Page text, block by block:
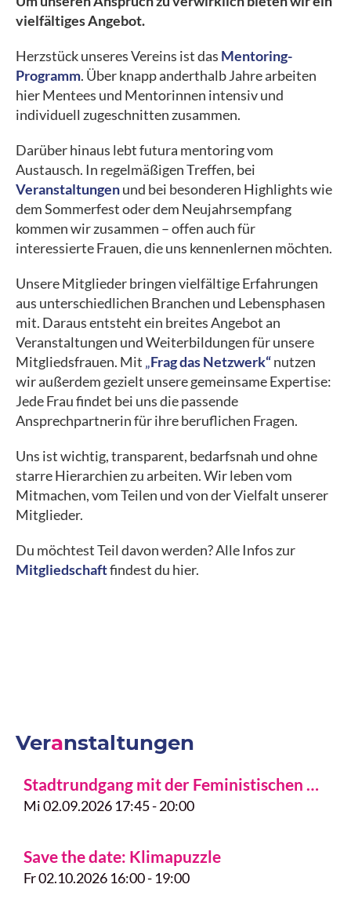
vielfältiges Angebot.
Herzstück unseres Vereins ist das Mentoring-
Programm. Über knapp anderthalb Jahre arbeiten
hier Mentees und Mentorinnen intensiv und
individuell zugeschnitten zusammen.
Darüber hinaus lebt futura mentoring vom
Austausch. In regelmäßigen Treffen, bei
Veranstaltungenund bei besonderen Highlights wie
dem Sommerfest oder dem Neujahrsempfang
kommen wir zusammen – offen auch für
interessierte Frauen, die uns kennenlernen möchten.
Unsere Mitglieder bringen vielfältige Erfahrungen
aus unterschiedlichen Branchen und Lebensphasen
mit. Daraus entsteht ein breites Angebot an
Veranstaltungen und Weiterbildungen für unsere
Mitgliedsfrauen. Mit „Frag das Netzwerk“nutzen
wir außerdem gezielt unsere gemeinsame Expertise:
Jede Frau findet bei uns die passende
Ansprechpartnerin für ihre beruflichen Fragen.
Uns ist wichtig, transparent, bedarfsnah und ohne
starre Hierarchien zu arbeiten. Wir leben vom
Mitmachen, vom Teilen und von der Vielfalt unserer
Mitglieder.
Du möchtest Teil davon werden? Alle Infos zur
Mitgliedschaftfindest du hier.
Veranstaltungen
Stadtrundgang mit der Feministischen Geschichtswerkstatt Freiburg
Mi 02.09.2026 17:45 - 20:00
Save the date: Klimapuzzle
Fr 02.10.2026 16:00 - 19:00